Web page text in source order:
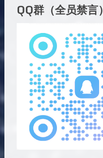
QQ群（全员禁言）